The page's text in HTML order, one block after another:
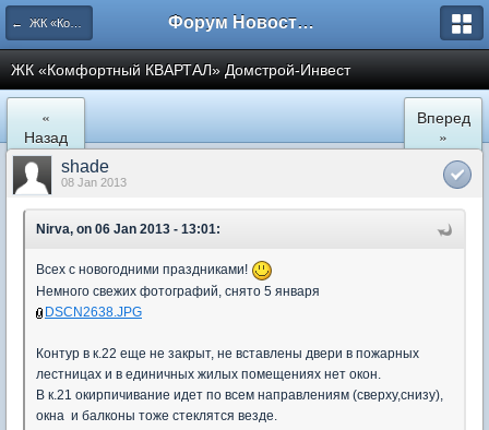
← ЖК «Комфортный КВАРТАЛ» Форум Новостройки
ЖК «Комфортный КВАРТАЛ» Домстрой-Инвест
«
Назад
Вперед
»
shade
08 Jan 2013
Nirva, on 06 Jan 2013 - 13:01:
Всех с новогодними праздниками!
Немного свежих фотографий, снято 5 января
DSCN2638.JPG
Контур в к.22 еще не закрыт, не вставлены двери в пожарных
лестницах и в единичных жилых помещениях нет окон.
В к.21 окирпичивание идет по всем направлениям (сверху,снизу),
окна и балконы тоже стеклятся везде.